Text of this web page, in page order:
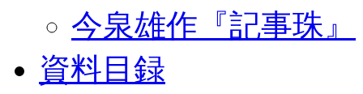
今泉雄作『記事珠』
資料目録